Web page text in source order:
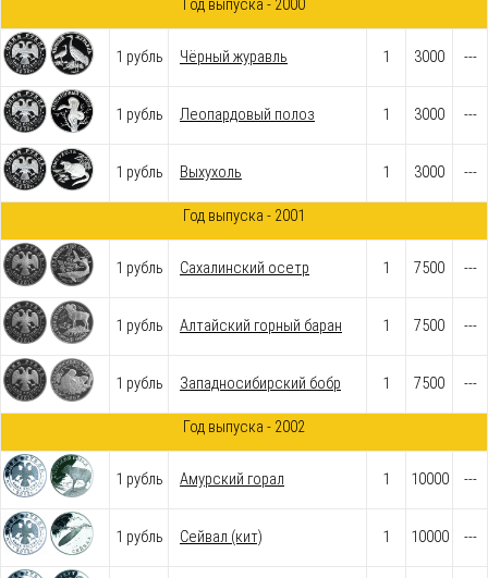
Год выпуска - 2000
1 рубль Чёрный журавль 1 3000 ---
1 рубль Леопардовый полоз 1 3000 ---
1 рубль Выхухоль 1 3000 ---
Год выпуска - 2001
1 рубль Cахалинский осетр 1 7500 ---
1 рубль Алтайский горный баран 1 7500 ---
1 рубль Западносибирский бобр 1 7500 ---
Год выпуска - 2002
1 рубль Амурский горал 1 10000 ---
1 рубль Сейвал (кит) 1 10000 ---